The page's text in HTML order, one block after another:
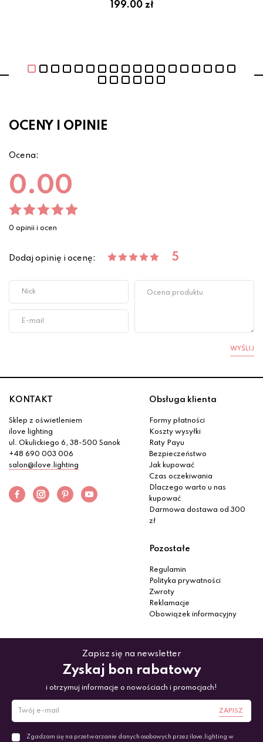
199.00 zł
OCENY I OPINIE
Ocena:
0.00
0 opinii i ocen
Dodaj opinię i ocenę: 5
WYŚLIJ
KONTAKT
Sklep z oświetleniem
ilove lighting
ul. Okulickiego 6, 38-500 Sanok
+48 690 003 006
salon@ilove.lighting
Obsługa klienta
Formy płatności
Koszty wysyłki
Raty Payu
Bezpieczeństwo
Jak kupować
Czas oczekiwania
Dlaczego warto u nas
kupować
Darmowa dostawa od 300
zł
Pozostałe
Regulamin
Polityka prywatności
Zwroty
Reklamacje
Obowiązek informacyjny
Zapisz się na newsletter
Zyskaj bon rabatowy
i otrzymuj informacje o nowościach i promocjach!
ZAPISZ
Zgadzam się na przetwarzanie danych osobowych przez ilove.lighting w